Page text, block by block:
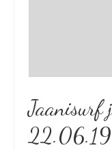
Jaanisurf
22.06.19